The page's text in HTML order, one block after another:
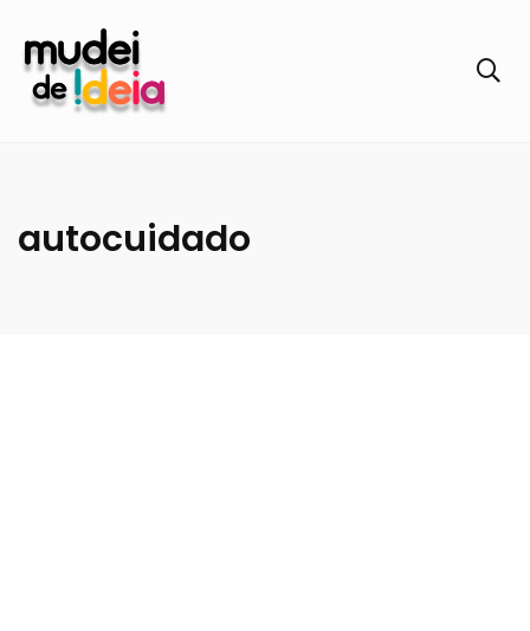
autocuidado